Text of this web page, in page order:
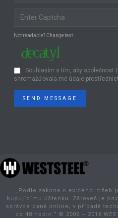
Not readable? Change text.
Souhlasím s tím, aby společnost
shromažďovala mé údaje
SEND MESSAGE
„Podle zákona o evidenci tržeb
kupujícímu účtenku. Zároveň je
správce daně online; v případě
do 48 hodin.“ © 2006 – 2018